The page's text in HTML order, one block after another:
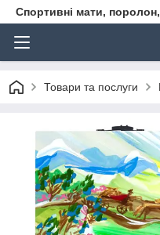
Спортивні мати,
Товари та послуги